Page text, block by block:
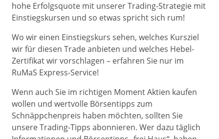
hohe Erfolgsquote mit unserer Trading-Strategie mit
Einstiegskursen und so etwas spricht sich rum!
Wo wir einen Einstiegskurs sehen, welches Kursziel
wir für diesen Trade anbieten und welches Hebel-
Zertifikat wir vorschlagen – erfahren Sie nur im
RuMaS Express-Service!
Wenn auch Sie im richtigen Moment Aktien kaufen
wollen und wertvolle Börsentipps zum
Schnäppchenpreis haben möchten, sollten Sie
unsere Trading-Tipps abonnieren. Wer dazu täglich